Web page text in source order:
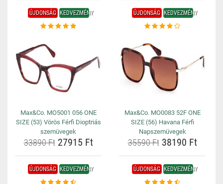
ÚJDONSÁG KEDVEZMÉNY
Max&Co. MO5001 056 ONE
SIZE (53) Vörös Férfi Dioptriás
szemüvegek
33890 Ft27915 Ft
ÚJDONSÁG KEDVEZMÉNY
Max&Co. MO0083 52F ONE
SIZE (56) Havana Férfi
Napszemüvegek
35590 Ft38190 Ft
ÚJDONSÁG KEDVEZMÉNY ÚJDONSÁG KEDVEZMÉNY